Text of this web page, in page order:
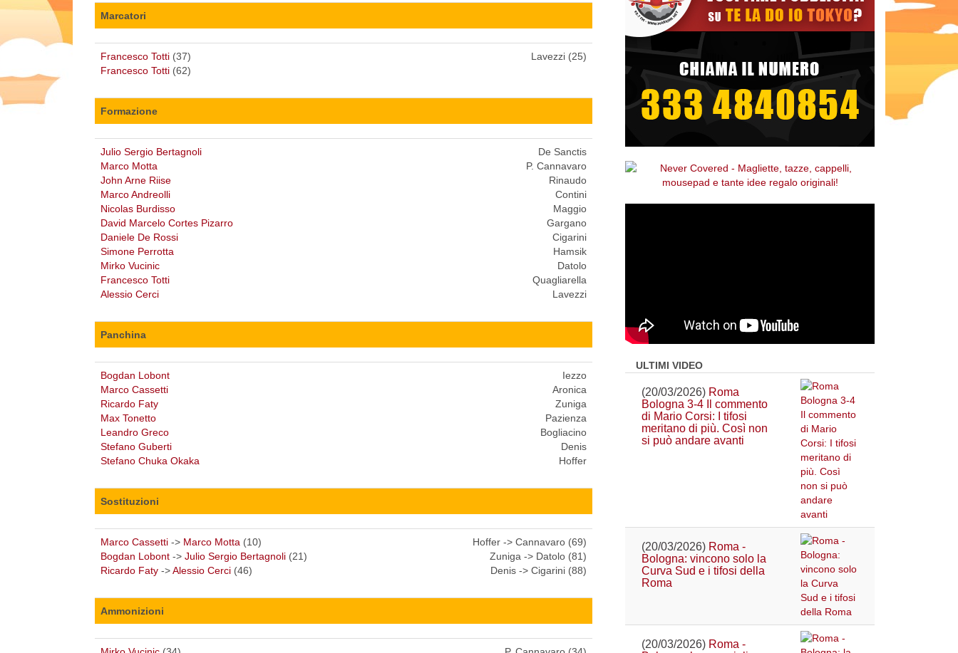
Marcatori
Francesco Totti (37)
Francesco Totti (62)
Lavezzi (25)
Formazione
Julio Sergio Bertagnoli
Marco Motta
John Arne Riise
Marco Andreolli
Nicolas Burdisso
David Marcelo Cortes Pizarro
Daniele De Rossi
Simone Perrotta
Mirko Vucinic
Francesco Totti
Alessio Cerci
De Sanctis
P. Cannavaro
Rinaudo
Contini
Maggio
Gargano
Cigarini
Hamsik
Datolo
Quagliarella
Lavezzi
Panchina
Bogdan Lobont
Marco Cassetti
Ricardo Faty
Max Tonetto
Leandro Greco
Stefano Guberti
Stefano Chuka Okaka
Iezzo
Aronica
Zuniga
Pazienza
Bogliacino
Denis
Hoffer
Sostituzioni
Marco Cassetti -> Marco Motta (10)
Bogdan Lobont -> Julio Sergio Bertagnoli (21)
Ricardo Faty ->Alessio Cerci (46)
Hoffer -> Cannavaro (69)
Zuniga -> Datolo (81)
Denis -> Cigarini (88)
Ammonizioni
ULTIMI VIDEO
(20/03/2026) Roma
Bologna 3-4 Il commento
di Mario Corsi: I tifosi
meritano di più. Così non
si può andare avanti
(20/03/2026) Roma -
Bologna: vincono solo la
Curva Sud e i tifosi della
Roma
(20/03/2026) Roma -